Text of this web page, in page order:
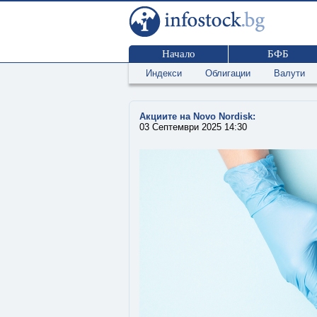
Начало БФБ
Индекси Облигации Валути
Акциите на Novo Nordisk:
03 Септември 2025 14:30